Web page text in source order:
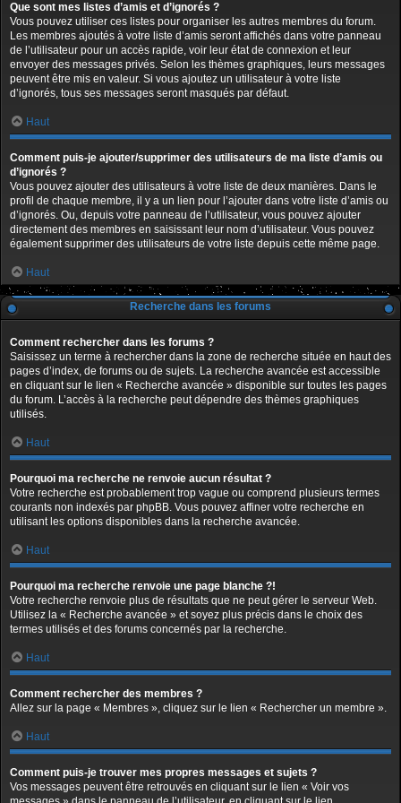
Que sont mes listes d’amis et d’ignorés ?
Vous pouvez utiliser ces listes pour organiser les autres membres du forum.
Les membres ajoutés à votre liste d’amis seront affichés dans votre panneau
de l’utilisateur pour un accès rapide, voir leur état de connexion et leur
envoyer des messages privés. Selon les thèmes graphiques, leurs messages
peuvent être mis en valeur. Si vous ajoutez un utilisateur à votre liste
d’ignorés, tous ses messages seront masqués par défaut.
Haut
Comment puis-je ajouter/supprimer des utilisateurs de ma liste d’amis ou
d’ignorés ?
Vous pouvez ajouter des utilisateurs à votre liste de deux manières. Dans le
profil de chaque membre, il y a un lien pour l’ajouter dans votre liste d’amis ou
d’ignorés. Ou, depuis votre panneau de l’utilisateur, vous pouvez ajouter
directement des membres en saisissant leur nom d’utilisateur. Vous pouvez
également supprimer des utilisateurs de votre liste depuis cette même page.
Haut
Recherche dans les forums
Comment rechercher dans les forums ?
Saisissez un terme à rechercher dans la zone de recherche située en haut des
pages d’index, de forums ou de sujets. La recherche avancée est accessible
en cliquant sur le lien « Recherche avancée » disponible sur toutes les pages
du forum. L’accès à la recherche peut dépendre des thèmes graphiques
utilisés.
Haut
Pourquoi ma recherche ne renvoie aucun résultat ?
Votre recherche est probablement trop vague ou comprend plusieurs termes
courants non indexés par phpBB. Vous pouvez affiner votre recherche en
utilisant les options disponibles dans la recherche avancée.
Haut
Pourquoi ma recherche renvoie une page blanche ?!
Votre recherche renvoie plus de résultats que ne peut gérer le serveur Web.
Utilisez la « Recherche avancée » et soyez plus précis dans le choix des
termes utilisés et des forums concernés par la recherche.
Haut
Comment rechercher des membres ?
Allez sur la page « Membres », cliquez sur le lien « Rechercher un membre ».
Haut
Comment puis-je trouver mes propres messages et sujets ?
Vos messages peuvent être retrouvés en cliquant sur le lien « Voir vos